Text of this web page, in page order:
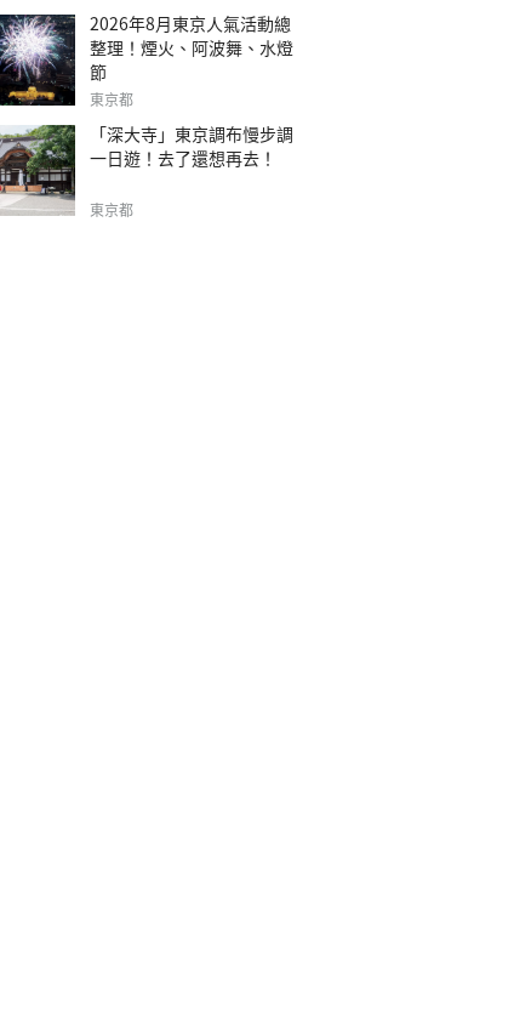
2026年8月東京人氣活動總
整理！煙火、阿波舞、水燈
節
東京都
「深大寺」東京調布慢步調
一日遊！去了還想再去！
東京都